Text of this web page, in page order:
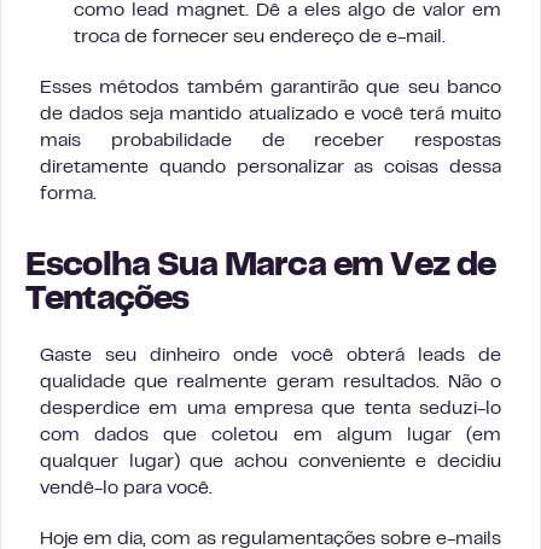
como lead magnet. Dê a eles algo de valor em
troca de fornecer seu endereço de e-mail.
Esses métodos também garantirão que seu banco
de dados seja mantido atualizado e você terá muito
mais probabilidade de receber respostas
diretamente quando personalizar as coisas dessa
forma.
Escolha Sua Marca em Vez de
Tentações
Gaste seu dinheiro onde você obterá leads de
qualidade que realmente geram resultados. Não o
desperdice em uma empresa que tenta seduzi-lo
com dados que coletou em algum lugar (em
qualquer lugar) que achou conveniente e decidiu
vendê-lo para você.
Hoje em dia, com as regulamentações sobre e-mails